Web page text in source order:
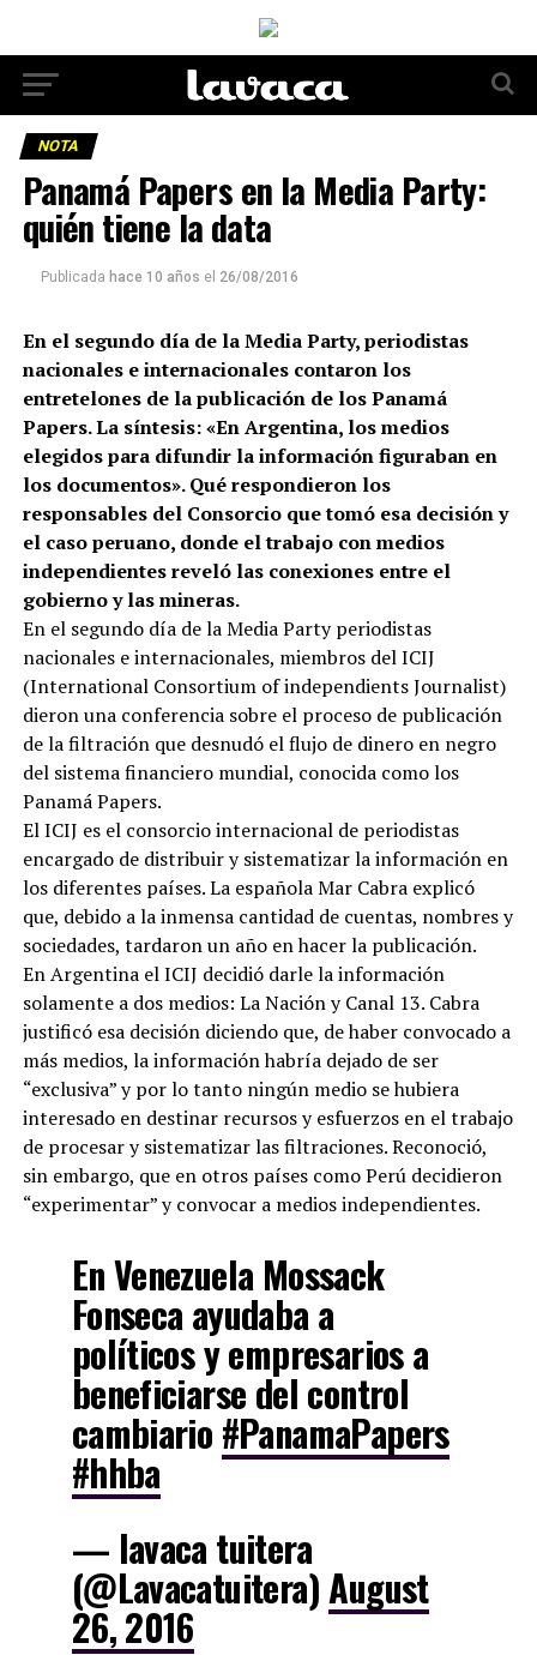
NOTA
Panamá Papers en la Media Party:
quién tiene la data
Publicada hace 10 años el 26/08/2016
En el segundo día de la Media Party, periodistas
nacionales e internacionales contaron los
entretelones de la publicación de los Panamá
Papers. La síntesis: «En Argentina, los medios
elegidos para difundir la información figuraban en
los documentos». Qué respondieron los
responsables del Consorcio que tomó esa decisión y
el caso peruano, donde el trabajo con medios
independientes reveló las conexiones entre el
gobierno y las mineras.
En el segundo día de la Media Party periodistas
nacionales e internacionales, miembros del ICIJ
(International Consortium of independients Journalist)
dieron una conferencia sobre el proceso de publicación
de la filtración que desnudó el flujo de dinero en negro
del sistema financiero mundial, conocida como los
Panamá Papers.
El ICIJ es el consorcio internacional de periodistas
encargado de distribuir y sistematizar la información en
los diferentes países. La española Mar Cabra explicó
que, debido a la inmensa cantidad de cuentas, nombres y
sociedades, tardaron un año en hacer la publicación.
En Argentina el ICIJ decidió darle la información
solamente a dos medios: La Nación y Canal 13. Cabra
justificó esa decisión diciendo que, de haber convocado a
más medios, la información habría dejado de ser
“exclusiva” y por lo tanto ningún medio se hubiera
interesado en destinar recursos y esfuerzos en el trabajo
de procesar y sistematizar las filtraciones. Reconoció,
sin embargo, que en otros países como Perú decidieron
“experimentar” y convocar a medios independientes.
En Venezuela Mossack
Fonseca ayudaba a
políticos y empresarios a
beneficiarse del control
cambiario #PanamaPapers
#hhba
— lavaca tuitera
(@Lavacatuitera)August
26, 2016